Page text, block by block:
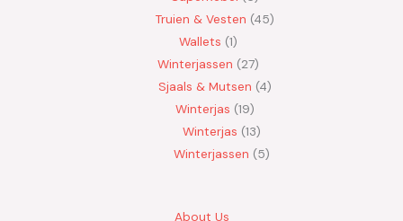
Truien & Vesten 45
Wallets 1
Winterjassen
27
Sjaals & Mutsen 4
Winterjas 19
Winterjas 13
Winterjassen
5
About Us